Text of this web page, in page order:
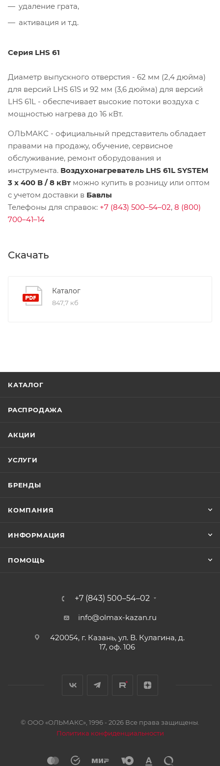
удаление грата,
активация и т.д.
Серия LHS 61
Диаметр выпускного отверстия - 62 мм (2,4 дюйма)
для версий LHS 61S и 92 мм (3,6 дюйма) для версий
LHS 61L - обеспечивает высокие потоки воздуха с
мощностью нагрева до 16 кВт.
ОЛЬМАКС - официальный представитель обладает
правами на продажу, обучение, сервисное
обслуживание, ремонт оборудования и
инструмента. Воздухонагреватель LHS 61L SYSTEM
3 х 400 В / 8 кВт можно купить в розницу или оптом
с учетом доставки в Бавлы
Телефоны для справок: +7 (843) 500–54–02, 8 (800)
700–41–14
Скачать
Каталог
847,7 кб
КАТАЛОГ
РАСПРОДАЖА
АКЦИИ
УСЛУГИ
БРЕНДЫ
КОМПАНИЯ
ИНФОРМАЦИЯ
ПОМОЩЬ
+7 (843) 500–54–02
info@olmax-kazan.ru
420054, г. Казань, ул. В. Кулагина, д.
17, оф. 106
© ООО «ОЛЬМАКС», 1996 - 2026 Все права защищены.
Политика конфиденциальности